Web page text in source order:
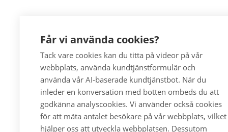
Får vi använda cookies?
Tack vare cookies kan du titta på videor på vår
webbplats, använda kundtjänstformulär och
använda vår AI-baserade kundtjänstbot. När du
inleder en konversation med botten ombeds du att
godkänna analyscookies. Vi använder också cookies
för att mäta antalet besökare på vår webbplats, vilket
hjälper oss att utveckla webbplatsen. Dessutom